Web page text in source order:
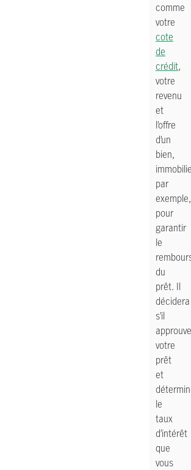
comme
votre
cote
de
crédit,
votre
revenu
et
l’offre
d’un
bien,
par
exemple,
pour
garantir
le
du
prêt. Il
décidera
s’il
approuve
votre
prêt
et
le
taux
d’intérêt
que
vous